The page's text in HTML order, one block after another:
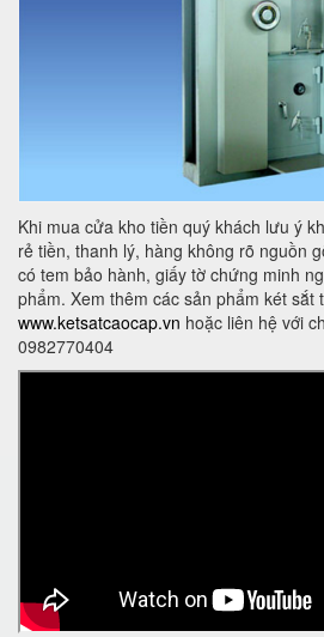
Khi mua cửa kho tiền quý khách lưu ý
rẻ tiền, thanh lý, hàng không rõ nguồn
có tem bảo hành, giấy tờ chứng minh
phẩm. Xem thêm các sản phẩm két sắt
www.ketsatcaocap.vn hoặc liên hệ với
0982770404